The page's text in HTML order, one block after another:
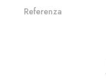
Referenza